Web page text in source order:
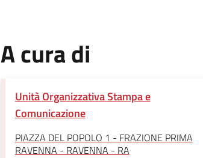
A cura di
Unità Organizzativa Stampa e
Comunicazione
PIAZZA DEL POPOLO 1 - FRAZIONE PRIMA
RAVENNA - RAVENNA - RA